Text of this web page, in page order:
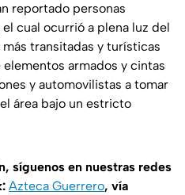
reportado personas
cual ocurrió a plena luz del
transitadas y turísticas
armados y cintas
y automovilistas a tomar
área bajo un estricto
síguenos en nuestras redes
Azteca Guerrero, vía